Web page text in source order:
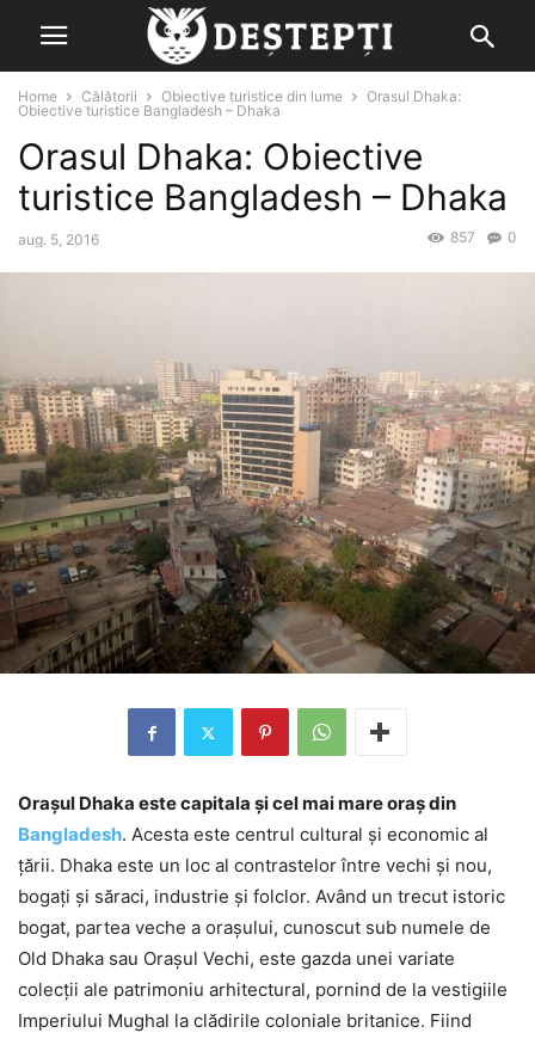
Home Călătorii Obiective turistice din lume
Orasul Dhaka:
Obiective turistice Bangladesh – Dhaka
Orasul Dhaka: Obiective
turistice Bangladesh – Dhaka
aug. 5, 2016 0
857
Orașul Dhaka este capitala și cel mai mare oraș din
Bangladesh. Acesta este centrul cultural și economic al
țării. Dhaka este un loc al contrastelor între vechi și nou,
bogați și săraci, industrie și folclor. Având un trecut istoric
bogat, partea veche a orașului, cunoscut sub numele de
Old Dhaka sau Orașul Vechi, este gazda unei variate
colecții ale patrimoniu arhitectural, pornind de la vestigiile
Imperiului Mughal la clădirile coloniale britanice. Fiind